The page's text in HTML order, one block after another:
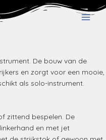
De bouw van de
en zorgt voor een mooie,
als solo-instrument.
zittend bespelen. De
en met jet